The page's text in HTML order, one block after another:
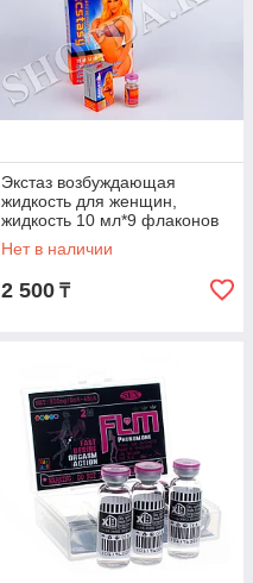
Экстаз возбуждающая
жидкость для женщин,
жидкость 10 мл*9 флаконов
Нет в наличии
2 500 ₸